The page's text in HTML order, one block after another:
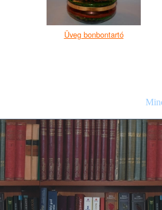
Üveg bonbontartó